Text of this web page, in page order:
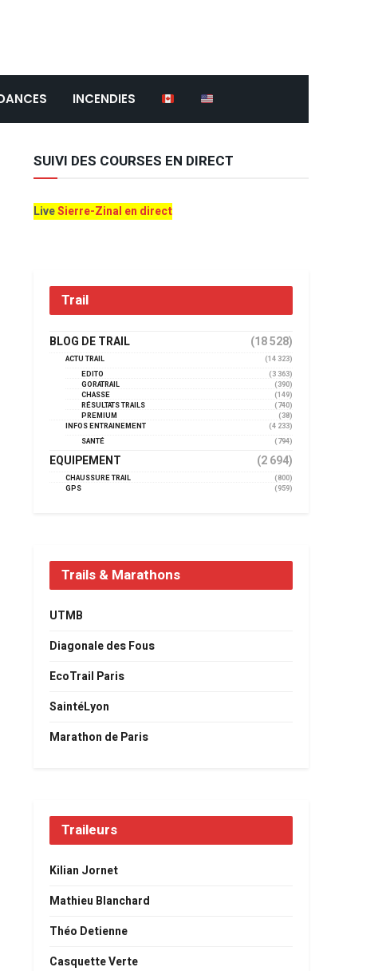
INCENDIES
SUIVI DES COURSES EN DIRECT
LiveSierre-Zinal en direct
Trail
BLOG DE TRAIL (18 528)
ACTU TRAIL
(14 323)
EDITO
(3 363)
GORATRAIL
(390)
CHASSE
(149)
RÉSULTATS TRAILS
(740)
PREMIUM
(38)
INFOS ENTRAINEMENT
(4 233)
SANTÉ
(794)
EQUIPEMENT (2 694)
CHAUSSURE TRAIL
(800)
GPS
(959)
Trails & Marathons
UTMB
Diagonale des Fous
EcoTrail Paris
SaintéLyon
Marathon de Paris
Traileurs
Kilian Jornet
Mathieu Blanchard
Théo Detienne
Casquette Verte